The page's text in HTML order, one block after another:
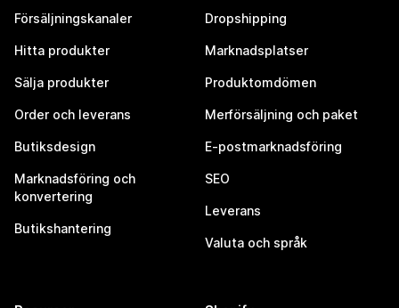
Försäljningskanaler
Hitta produkter
Sälja produkter
Order och leverans
Butiksdesign
Marknadsföring och
konvertering
Butikshantering
Dropshipping
Marknadsplatser
Produktomdömen
Merförsäljning och paket
E-postmarknadsföring
SEO
Leverans
Valuta och språk